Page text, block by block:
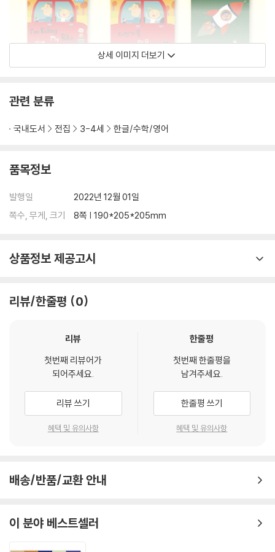
상세 이미지 더보기
관련 분류
국내도서 전집 3-4세 한글/수학/영어
품목정보
발행일
2022년 12월 01일
쪽수, 무게, 크기
8쪽 | 190*205*205mm
상품정보 제공고시
리뷰/한줄평 0
리뷰
첫번째 리뷰어가
되어주세요.
리뷰 쓰기
혜택 및 유의사항
한줄평
첫번째 한줄평을
남겨주세요.
한줄평 쓰기
혜택 및 유의사항
배송/반품/교환 안내
이 분야 베스트셀러